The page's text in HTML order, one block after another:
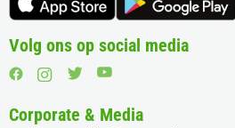
Volg ons op social media
Corporate & Media